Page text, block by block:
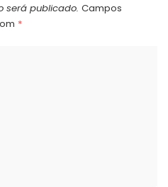
será publicado. Campos
*